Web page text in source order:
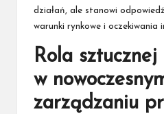
działań, ale stanowi
warunki rynkowe i oczekiwania
Rola
w
zarządzaniu